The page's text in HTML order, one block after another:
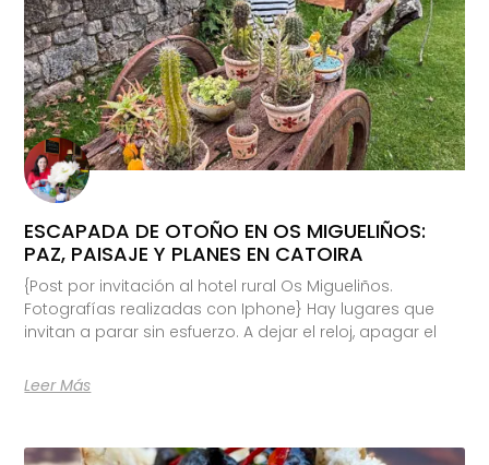
ESCAPADA DE OTOÑO EN OS MIGUELIÑOS:
PAZ, PAISAJE Y PLANES EN CATOIRA
{Post por invitación al hotel rural Os Migueliños.
Fotografías realizadas con Iphone} Hay lugares que
invitan a parar sin esfuerzo. A dejar el reloj, apagar el
Leer Más